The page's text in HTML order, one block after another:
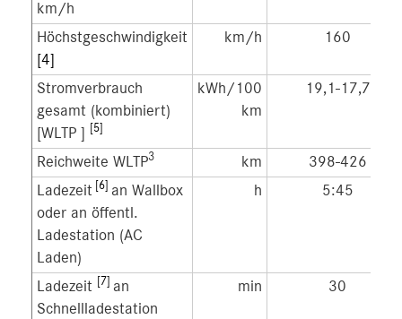
km/h
Höchstgeschwindigkeit
[4]
km/h 160
Stromverbrauch
gesamt (kombiniert)
[WLTP ] [5]
kWh/100
km
19,1-17,7
Reichweite WLTP3 km
398-426
Ladezeit
[6] an Wallbox
oder an öffentl.
Ladestation (AC
Laden)
h 5:45
Ladezeit [7] an
Schnellladestation
min 30